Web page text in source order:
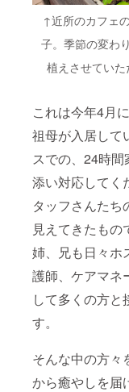
↑近所のカフェ
子。季節の変わ
植えさせてい
これは今年4月
祖母が入居して
スでの、24時間
添い対応してく
タッフさんたち
見えてきたもの
姉、兄も日々ホ
護師、ケアマネ
して多くの方と
す。
そんな中の方々
から癒やしを届